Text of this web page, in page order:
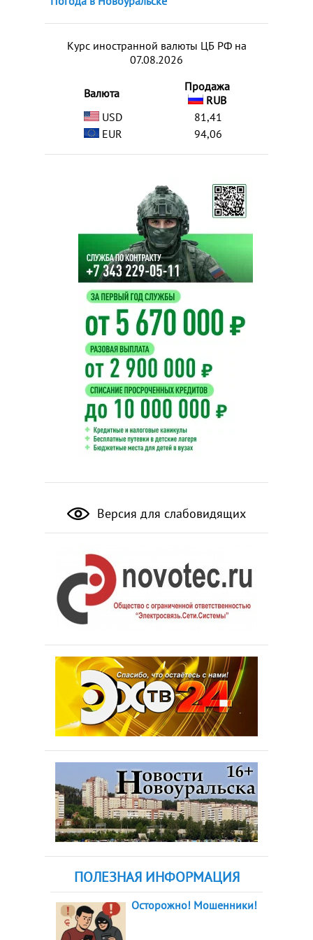
Курс иностранной валюты ЦБ РФ на
07.08.2026
Валюта
Продажа
RUB
USD
81,41
EUR
94,06
Версия для слабовидящих
ПОЛЕЗНАЯ ИНФОРМАЦИЯ
Осторожно! Мошенники!